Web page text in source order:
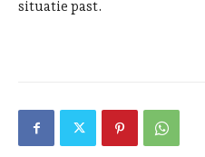
situatie past.